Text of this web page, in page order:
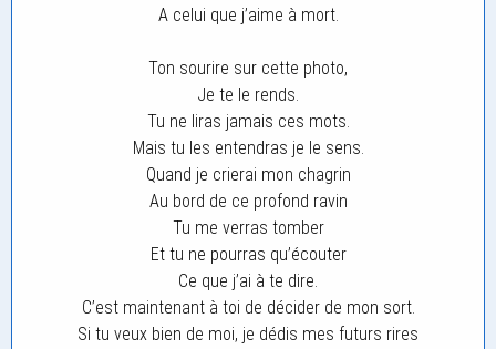
A celui que j’aime à mort.
Ton sourire sur cette photo,
Je te le rends.
Tu ne liras jamais ces mots.
Mais tu les entendras je le sens.
Quand je crierai mon chagrin
Au bord de ce profond ravin
Tu me verras tomber
Et tu ne pourras qu’écouter
Ce que j’ai à te dire.
C’est maintenant à toi de décider de mon sort.
Si tu veux bien de moi, je dédis mes futurs rires